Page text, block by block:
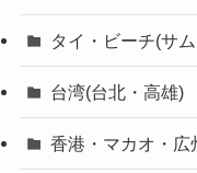
タイ・ビーチ(サ
台湾(台北・高雄)
香港・マカオ・広